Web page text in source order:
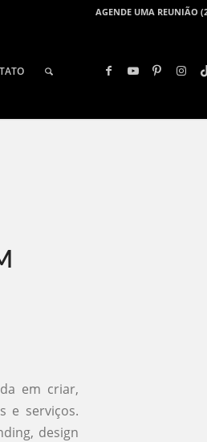
AGENDE UMA REUNIÃO
em criar,
e serviços.
design